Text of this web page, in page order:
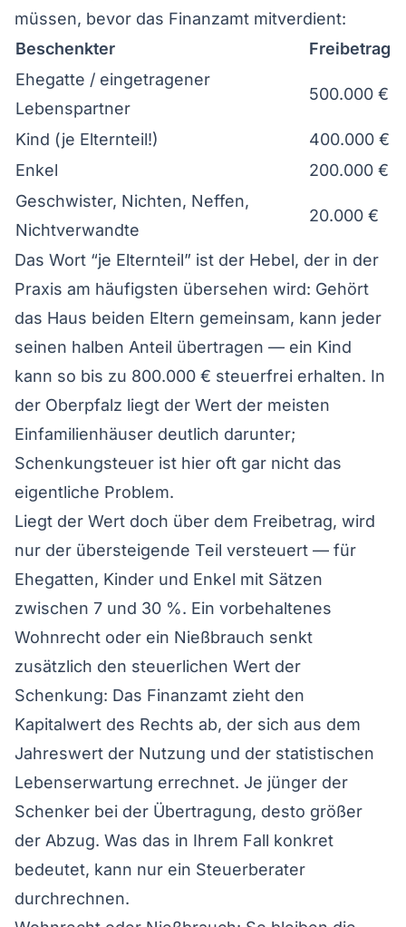
müssen, bevor das Finanzamt mitverdient:
Beschenkter
Freibetrag
Ehegatte / eingetragener
Lebenspartner
500.000 €
Kind (je Elternteil!)
400.000 €
Enkel
200.000 €
Geschwister, Nichten, Neffen,
Nichtverwandte
20.000 €
Das Wort “je Elternteil” ist der Hebel, der in der
Praxis am häufigsten übersehen wird: Gehört
das Haus beiden Eltern gemeinsam, kann jeder
seinen halben Anteil übertragen — ein Kind
kann so bis zu 800.000 € steuerfrei erhalten. In
der Oberpfalz liegt der Wert der meisten
Einfamilienhäuser deutlich darunter;
Schenkungsteuer ist hier oft gar nicht das
eigentliche Problem.
Liegt der Wert doch über dem Freibetrag, wird
nur der übersteigende Teil versteuert — für
Ehegatten, Kinder und Enkel mit Sätzen
zwischen 7 und 30 %. Ein vorbehaltenes
Wohnrecht oder ein Nießbrauch senkt
zusätzlich den steuerlichen Wert der
Schenkung: Das Finanzamt zieht den
Kapitalwert des Rechts ab, der sich aus dem
Jahreswert der Nutzung und der statistischen
Lebenserwartung errechnet. Je jünger der
Schenker bei der Übertragung, desto größer
der Abzug. Was das in Ihrem Fall konkret
bedeutet, kann nur ein Steuerberater
durchrechnen.